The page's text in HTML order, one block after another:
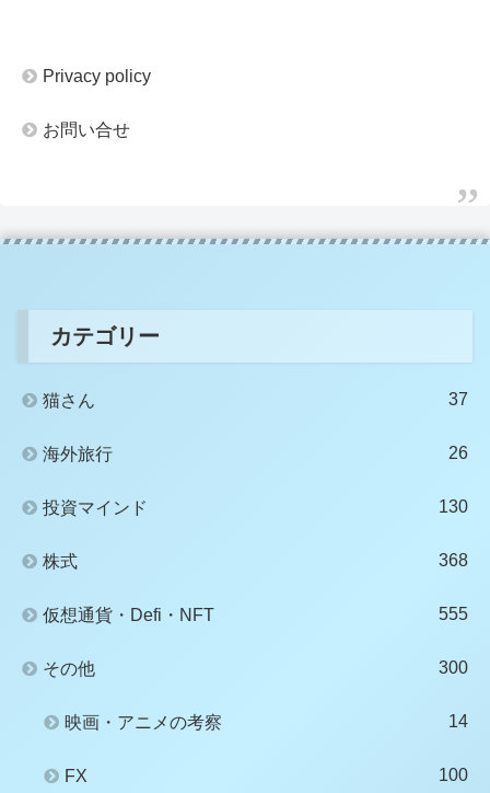
Privacy policy
お問い合せ
カテゴリー
猫さん 37
海外旅行 26
投資マインド 130
株式 368
仮想通貨・Defi・NFT 555
その他 300
映画・アニメの考察 14
FX 100